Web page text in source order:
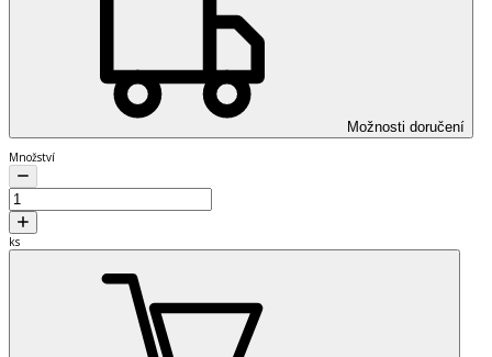
Možnosti doručení
Množství
ks